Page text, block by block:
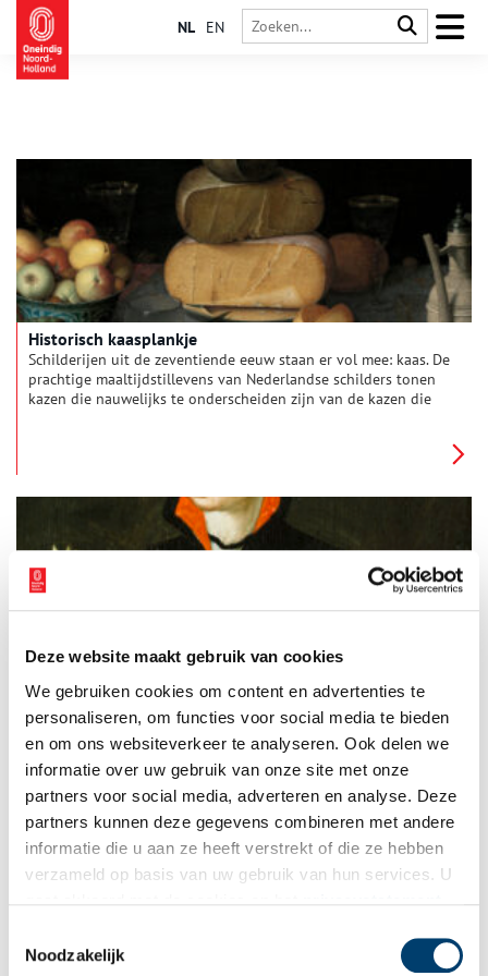
Deze website maakt gebruik van cookies
We gebruiken cookies om content en advertenties te
personaliseren, om functies voor social media te bieden
en om ons websiteverkeer te analyseren. Ook delen we
informatie over uw gebruik van onze site met onze
partners voor social media, adverteren en analyse. Deze
partners kunnen deze gegevens combineren met andere
informatie die u aan ze heeft verstrekt of die ze hebben
verzameld op basis van uw gebruik van hun services. U
Noodzakelijk
NL EN
Historisch kaasplankje
Schilderijen uit de zeventiende eeuw staan er vol mee: kaas. De
prachtige maaltijdstillevens van Nederlandse schilders tonen
kazen die nauwelijks te onderscheiden zijn van de kazen die
De welvaart van een streek is meestal goed af te lezen aan de
kleding van haar inwoners. Hoe rijker de lokale bevolking, hoe
meer mensen zich de laatste mode kunnen veroorloven. Niet
voor niets zien we vrouwenkleding in Noord-Holland vanaf de
zestiende eeuw steeds modieuzer worden. Spaanse opstaande
kraagjes werden tot in Graft gedragen en Franse rijglijfjes
waren van Landsmeer tot Schagen gemeengoed. Duik met ons
in de garderobe van de zestiende eeuw, die toch vooral warm,
stijf en zedig moest zijn.